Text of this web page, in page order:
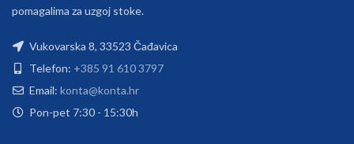
pomagalima za uzgoj stoke.
Vukovarska 8, 33523 Čađavica
Telefon: +385 91 610 3797
Email: konta@konta.hr
Pon-pet 7:30 - 15:30h